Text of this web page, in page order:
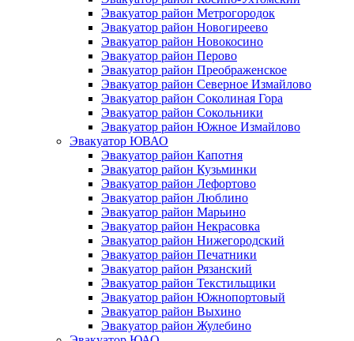
Эвакуатор район Метрогородок
Эвакуатор район Новогиреево
Эвакуатор район Новокосино
Эвакуатор район Перово
Эвакуатор район Преображенское
Эвакуатор район Северное Измайлово
Эвакуатор район Соколиная Гора
Эвакуатор район Сокольники
Эвакуатор район Южное Измайлово
Эвакуатор ЮВАО
Эвакуатор район Капотня
Эвакуатор район Кузьминки
Эвакуатор район Лефортово
Эвакуатор район Люблино
Эвакуатор район Марьино
Эвакуатор район Некрасовка
Эвакуатор район Нижегородский
Эвакуатор район Печатники
Эвакуатор район Рязанский
Эвакуатор район Текстильщики
Эвакуатор район Южнопортовый
Эвакуатор район Выхино
Эвакуатор район Жулебино